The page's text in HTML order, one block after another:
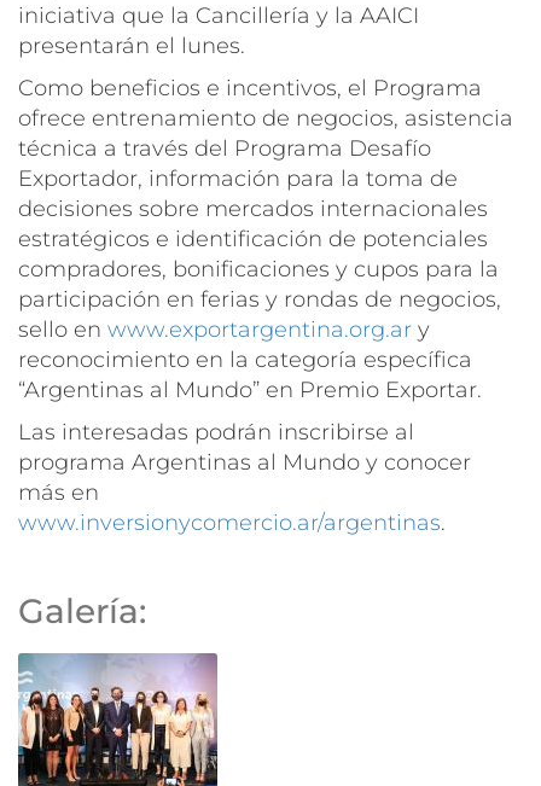
iniciativa que la Cancillería y la AAICI
presentarán el lunes.
Como beneficios e incentivos, el Programa
ofrece entrenamiento de negocios, asistencia
técnica a través del Programa Desafío
Exportador, información para la toma de
decisiones sobre mercados internacionales
estratégicos e identificación de potenciales
compradores, bonificaciones y cupos para la
participación en ferias y rondas de negocios,
sello en www.exportargentina.org.ar y
reconocimiento en la categoría específica
“Argentinas al Mundo” en Premio Exportar.
Las interesadas podrán inscribirse al
programa Argentinas al Mundo y conocer
más en
www.inversionycomercio.ar/argentinas.
Galería: